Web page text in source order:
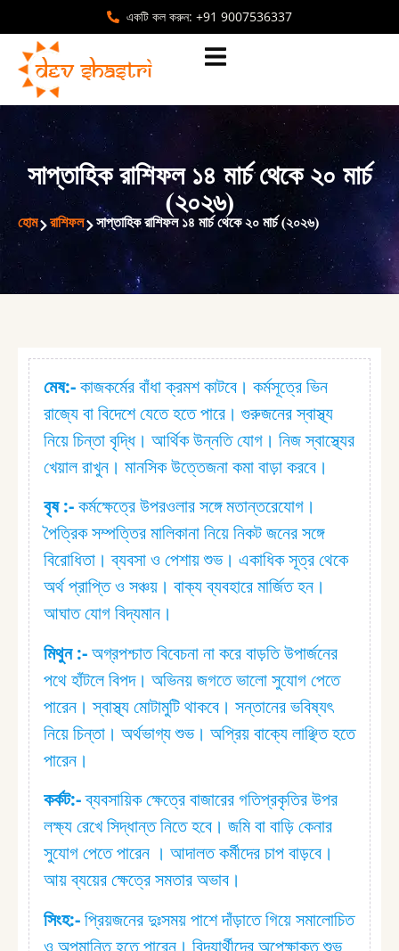
একটি কল করুন: +91 9007536337
সাপ্তাহিক রাশিফল ১৪ মার্চ থেকে ২০ মার্চ
(২০২৬)
হোম রাশিফল সাপ্তাহিক রাশিফল ১৪ মার্চ থেকে ২০ মার্চ (২০২৬)
মেষ:⁠-কাজকর্মের বাঁধা ক্রমশ কাটবে। কর্মসূত্রে ভিন
রাজ্যে বা বিদেশে যেতে হতে পারে। গুরুজনের স্বাস্থ্য
নিয়ে চিন্তা বৃদ্ধি। আর্থিক উন্নতি যোগ। নিজ স্বাস্থ্যের
খেয়াল রাখুন। মানসিক উত্তেজনা কমা বাড়া করবে।
বৃষ :⁠-কর্মক্ষেত্রে উপরওলার সঙ্গে মতান্তরেযোগ।
পৈত্রিক সম্পত্তির মালিকানা নিয়ে নিকট জনের সঙ্গে
বিরোধিতা। ব্যবসা ও পেশায় শুভ। একাধিক সূত্র থেকে
অর্থ প্রাপ্তি ও সঞ্চয়। বাক্য ব্যবহারে মার্জিত হন।
আঘাত যোগ বিদ্যমান।
মিথুন :⁠-অগ্রপশ্চাত বিবেচনা না করে বাড়তি উপার্জনের
পথে হাঁটলে বিপদ। অভিনয় জগতে ভালো সুযোগ পেতে
পারেন। স্বাস্থ্য মোটামুটি থাকবে। সন্তানের ভবিষ্যৎ
নিয়ে চিন্তা। অর্থভাগ্য শুভ। অপ্রিয় বাক্যে লাঞ্ছিত হতে
পারেন।
কর্কট:⁠-ব্যবসায়িক ক্ষেত্রে বাজারের গতিপ্রকৃতির উপর
লক্ষ্য রেখে সিদ্ধান্ত নিতে হবে। জমি বা বাড়ি কেনার
সুযোগ পেতে পারেন । আদালত কর্মীদের চাপ বাড়বে।
আয় ব্যয়ের ক্ষেত্রে সমতার অভাব।
সিংহ:⁠-প্রিয়জনের দুঃসময় পাশে দাঁড়াতে গিয়ে সমালোচিত
ও অপমানিত হতে পারেন। বিদ্যার্থীদের অপেক্ষাকৃত শুভ